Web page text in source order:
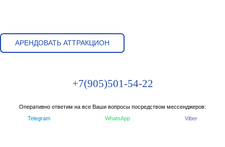
АРЕНДОВАТЬ АТТРАКЦИОН
+7(905)501-54-22
Оперативно ответим на все Ваши вопросы посредством мессенджеров:
Telegram
WhatsApp Viber